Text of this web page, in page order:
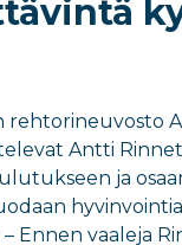
Antti
ja
– Ennen vaaleja